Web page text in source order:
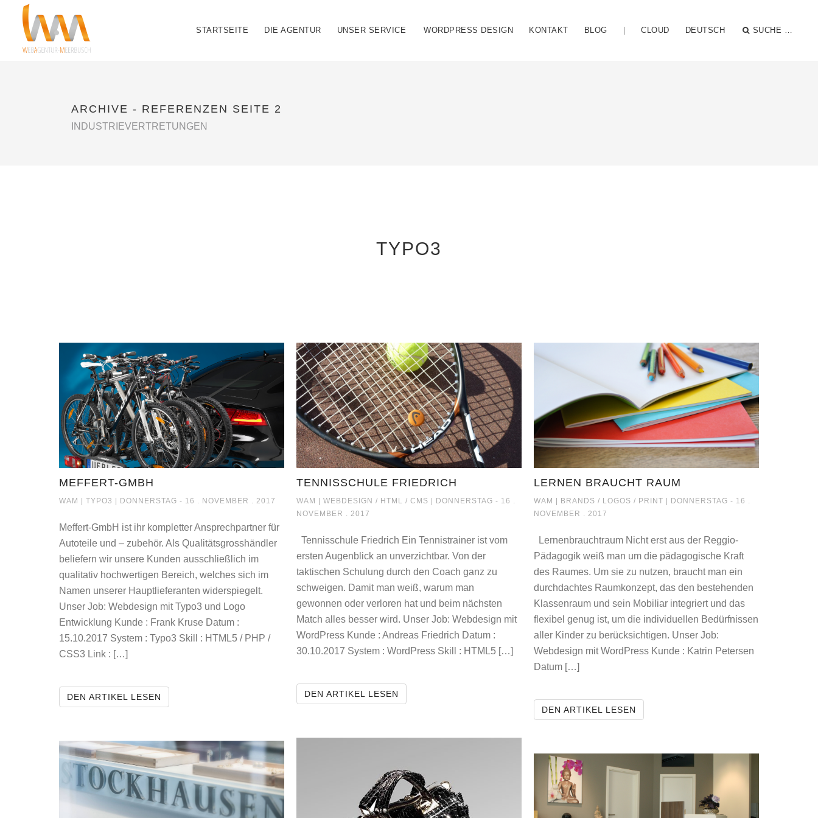
STARTSEITE DIE AGENTUR UNSER SERVICE WORDPRESS DESIGN KONTAKT BLOG CLOUD DEUTSCH SUCHE …
ARCHIVE - REFERENZEN SEITE 2
INDUSTRIEVERTRETUNGEN
TYPO3
MEFFERT-GMBH
WAM | TYPO3 MEFFERT-GMBH
| DONNERSTAG - 16 . NOVEMBER . 2017
Meffert-GmbH ist ihr kompletter Ansprechpartner für
Autoteile und – zubehör. Als Qualitätsgrosshändler
beliefern wir unsere Kunden ausschließlich im
qualitativ hochwertigen Bereich, welches sich im
Namen unserer Hauptlieferanten widerspiegelt.
Unser Job: Webdesign mit Typo3 und Logo
Entwicklung Kunde : Frank Kruse Datum :
15.10.2017 System : Typo3 Skill : HTML5 / PHP /
CSS3 Link : […]
DEN ARTIKEL LESEN
TENNISSCHULE FRIEDRICH
WAM | WEBDESIGN / HTML / CMS TENNISSCHULE FRIEDRICH
| DONNERSTAG - 16 .
NOVEMBER . 2017
Tennisschule Friedrich Ein Tennistrainer ist vom
ersten Augenblick an unverzichtbar. Von der
taktischen Schulung durch den Coach ganz zu
schweigen. Damit man weiß, warum man
gewonnen oder verloren hat und beim nächsten
Match alles besser wird. Unser Job: Webdesign mit
WordPress Kunde : Andreas Friedrich Datum :
30.10.2017 System : WordPress Skill : HTML5 […]
DEN ARTIKEL LESEN
LERNEN BRAUCHT RAUM
WAM | BRANDS / LOGOS / PRINT LERNEN BRAUCHT RAUM
| DONNERSTAG - 16 .
NOVEMBER . 2017
Lernenbrauchtraum Nicht erst aus der Reggio-
Pädagogik weiß man um die pädagogische Kraft
des Raumes. Um sie zu nutzen, braucht man ein
durchdachtes Raumkonzept, das den bestehenden
Klassenraum und sein Mobiliar integriert und das
flexibel genug ist, um die individuellen Bedürfnissen
aller Kinder zu berücksichtigen. Unser Job:
Webdesign mit WordPress Kunde : Katrin Petersen
Datum […]
DEN ARTIKEL LESEN